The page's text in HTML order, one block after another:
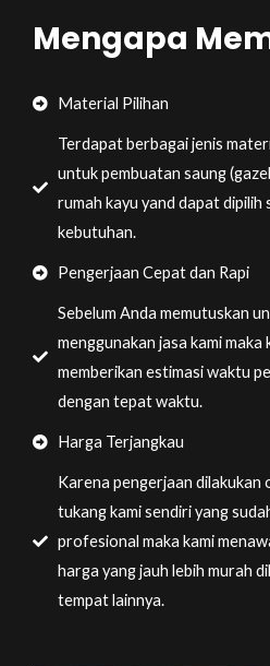
Mengapa
Material Pilihan
Terdapat berbagai jenis
untuk pembuatan saung
rumah kayu yand dapat dipilih
kebutuhan.
Pengerjaan Cepat dan Rapi
Sebelum Anda memutuskan
menggunakan jasa kami maka
memberikan estimasi waktu
dengan tepat waktu.
Harga Terjangkau
Karena pengerjaan dilakukan
tukang kami sendiri yang
profesional maka kami
harga yang jauh lebih murah
tempat lainnya.